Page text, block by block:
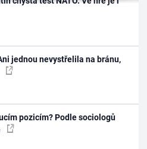
jednou nevystřelila na bránu,
pozicím? Podle sociologů